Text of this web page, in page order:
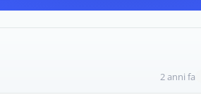
2 anni fa